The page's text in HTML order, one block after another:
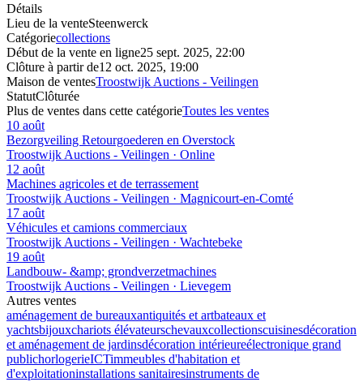
Détails
Lieu de la venteSteenwerck
Catégoriecollections
Début de la vente en ligne25 sept. 2025, 22:00
Clôture à partir de12 oct. 2025, 19:00
Maison de ventesTroostwijk Auctions - Veilingen
StatutClôturée
Plus de ventes dans cette catégorieToutes les ventes
10 août
Bezorgveiling Retourgoederen en Overstock
Troostwijk Auctions - Veilingen · Online
12 août
Machines agricoles et de terrassement
Troostwijk Auctions - Veilingen · Magnicourt-en-Comté
17 août
Véhicules et camions commerciaux
Troostwijk Auctions - Veilingen · Wachtebeke
19 août
Landbouw- &amp; grondverzetmachines
Troostwijk Auctions - Veilingen · Lievegem
Autres ventes
aménagement de bureauxantiquités et artbateaux et
yachtsbijouxchariots élévateurschevauxcollectionscuisinesdécoration
et aménagement de jardinsdécoration intérieureélectronique grand
publichorlogerieICTimmeubles d'habitation et
d'exploitationinstallations sanitairesinstruments de